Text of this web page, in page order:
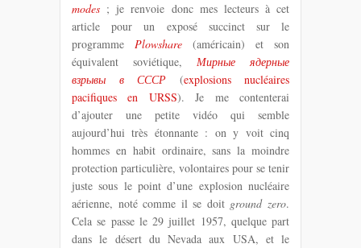
modes ; je renvoie donc mes lecteurs à cet
article pour un exposé succinct sur le
programme Plowshare (américain) et son
équivalent soviétique, Мирные ядерные
взрывы в СССР (explosions nucléaires
pacifiques en URSS). Je me contenterai
d’ajouter une petite vidéo qui semble
aujourd’hui très étonnante : on y voit cinq
hommes en habit ordinaire, sans la moindre
protection particulière, volontaires pour se tenir
juste sous le point d’une explosion nucléaire
aérienne, noté comme il se doit ground zero.
Cela se passe le 29 juillet 1957, quelque part
dans le désert du Nevada aux USA, et le